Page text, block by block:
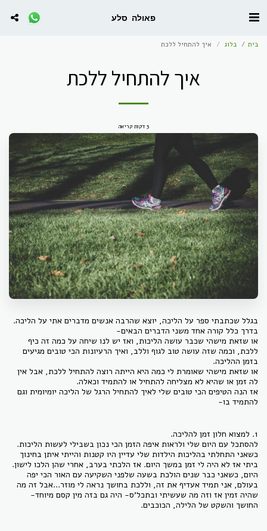
פאולה סלע
בית בלוג איך להתחיל ללכת
איך להתחיל ללכת
3 דקות קריאה
בגלל שכתבתי ספר על הליכה, יוצא שהרבה אנשים מדברים אתי על הליכה.
בדרך כלל קורה אחד משני הדברים הבאים-
או שזאת מישהי שכבר עושה הליכות, ואז יש לנו שיחה על כמה זה כיף
ללכת, וכמה שזה עושה טוב לגוף וללב, ואיך הרעיונות הכי טובים מגיעים
בזמן ההליכה.
או שזאת מישהי שאומרת לי כמה היא הייתה רוצה להתחיל ללכת, אבל אין
לה זמן או שהיא לא מצליחה להתחיל או להתמיד וכאלה.
אז הנה הטיפים הכי טובים שלי לאיך להתחיל הרגל של הליכה יומיומית וגם
להתמיד בו-
1. למצוא חלון זמן להליכה.
להסתכל עם היום שלי ולראות איפה הזמן הכי נכון בשבילי לעשות הליכות.
כשאני התחלתי בהליכות הילדות שלי עדיין היו קטנות והייתי איתן בחינוך
ביתי אז לא היה לי זמן במשך היום. אז הלכתי בערב, אחרי שהן הלכו לישון.
היום, כשאני כבר שנים הולכת בשעה שלפני השקיעה עם האור הכי יפה
בעולם, אני תמיד אעדיף את זה, וללכת בחושך נראה לי מוזר...אבל זה מה
שהיה זמין אז וזה מה שעשיתי ובתכל'ס- היה גם בזה מין קסם מיוחד-
החושך והשקט של הלילה, הכוכבים.